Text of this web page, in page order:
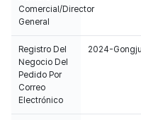
Comercial/Director
General
Registro Del
Negocio Del
Pedido Por
Correo
Electrónico
2024-